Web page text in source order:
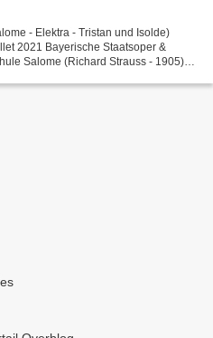
- Elektra - Tristan und Isolde)
2021 Bayerische Staatsoper &
Salome (Richard Strauss - 1905)